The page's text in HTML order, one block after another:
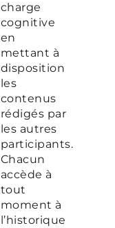
charge
cognitive
en
mettant à
disposition
les
contenus
rédigés par
les autres
participants.
Chacun
accède à
tout
moment à
l’historique